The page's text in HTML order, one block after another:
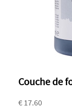
Couche de
€ 17.60